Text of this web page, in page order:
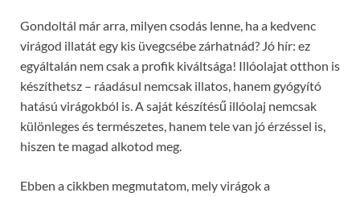
Gondoltál már arra, milyen csodás lenne, ha a kedvenc
virágod illatát egy kis üvegcsébe zárhatnád? Jó hír: ez
egyáltalán nem csak a profik kiváltsága! Illóolajat otthon is
készíthetsz – ráadásul nemcsak illatos, hanem gyógyító
hatású virágokból is. A saját készítésű illóolaj nemcsak
különleges és természetes, hanem tele van jó érzéssel is,
hiszen te magad alkotod meg.
Ebben a cikkben megmutatom, mely virágok a